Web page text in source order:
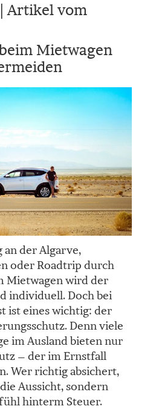
Artikel vom
Mietwagen
an der Algarve,
oder Roadtrip durch
Mietwagen wird der
individuell. Doch bei
ist eines wichtig: der
Denn viele
im Ausland bieten nur
– der im Ernstfall
Wer richtig absichert,
Aussicht, sondern
hinterm Steuer.